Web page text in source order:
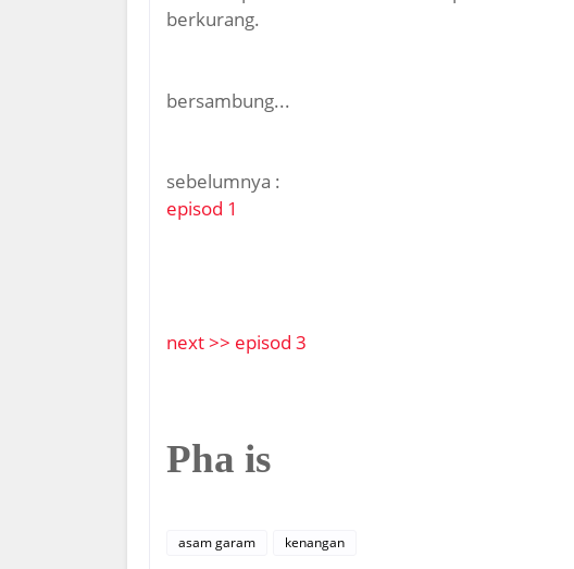
berkurang.
bersambung...
sebelumnya :
episod 1
next >> episod 3
Pha is
asam garam kenangan